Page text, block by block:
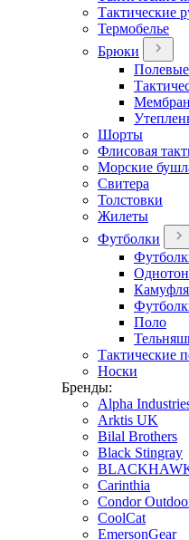
Тактические
Термобелье
Брюки
Шорты
Флисовая
Морские
Свитера
Толстовки
Жилеты
Футболки
Поло
Тактические
Носки
Бренды:
Alpha
Arktis UK
Bilal Brothers
Black Stingray
Carinthia
Condor
CoolCat
EmersonGear